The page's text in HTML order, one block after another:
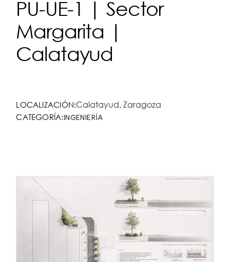
PU-UE-1 | Sector
Margarita |
Calatayud
LOCALIZACIÓN:Calatayud, Zaragoza
CATEGORÍA: INGENIERÍA